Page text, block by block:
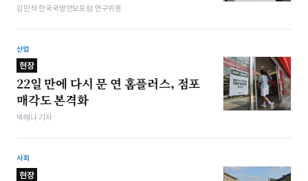
김민석 한국국방안보포럼 연구위원
산업
현장
22일 만에 다시 문 연 홈플러스, 점포
매각도 본격화
박해나 기자
사회
현장